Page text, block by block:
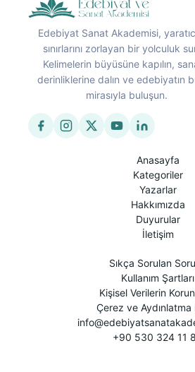
Edebiyat Sanat Akademisi,
sınırlarını zorlayan bir yolculuk
Kelimelerin büyüsüne kapılın,
derinliklerine dalın ve edebiyatın
mirasıyla buluşun.
Anasayfa
Kategoriler
Yazarlar
Hakkımızda
Duyurular
İletişim
Sıkça Sorulan
Kullanım Şartları
Kişisel Verilerin
Çerez ve Aydınlatma
+90 530 324 11